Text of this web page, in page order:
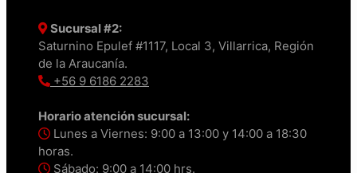
Sucursal #2:
Saturnino Epulef #1117, Local 3, Villarrica, Región
de la Araucanía.
+56 9 6186 2283
Horario atención sucursal:
Lunes a Viernes: 9:00 a 13:00 y 14:00 a 18:30
horas.
Sábado: 9:00 a 14:00 hrs.